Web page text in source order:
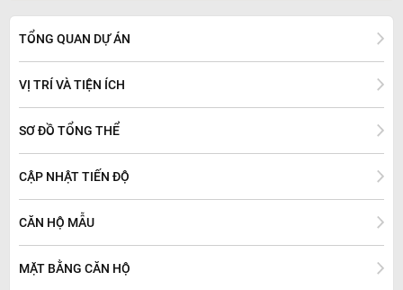
TỔNG QUAN DỰ ÁN
VỊ TRÍ VÀ TIỆN ÍCH
SƠ ĐỒ TỔNG THỂ
CẬP NHẬT TIẾN ĐỘ
CĂN HỘ MẪU
MẶT BẰNG CĂN HỘ